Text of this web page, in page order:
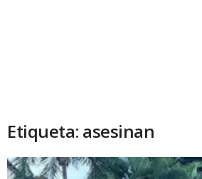
Etiqueta: asesinan